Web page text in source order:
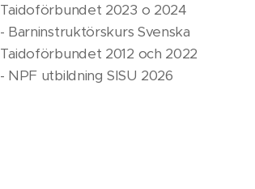
Taidoförbundet 2023 o 2024
- Barninstruktörskurs Svenska
Taidoförbundet 2012 och 2022
- NPF utbildning SISU 2026